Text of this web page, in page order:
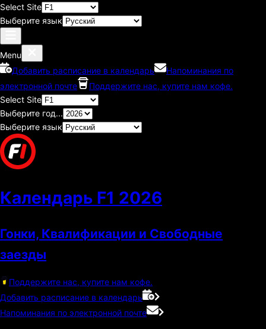
Select Site
Выберите язык
Menu
Добавить расписание в календарь
Напоминания по
электронной почте
Поддержите нас, купите нам кофе.
Select Site
Выберите год...
Выберите язык
Календарь F1 2026
Гонки, Квалификации и Свободные
заезды
Поддержите нас, купите нам кофе.
Добавить расписание в календарь
Напоминания по электронной почте